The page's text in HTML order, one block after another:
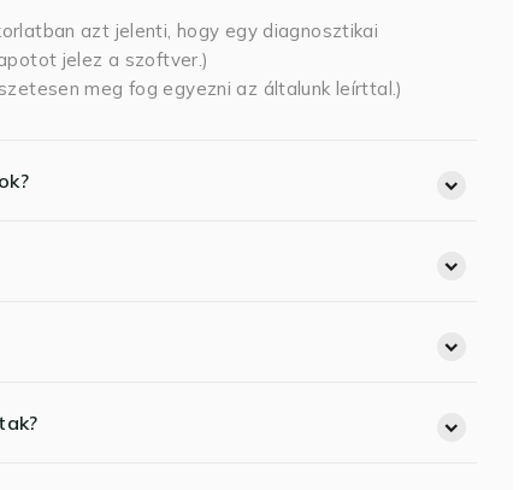
azt jelenti, hogy egy diagnosztikai
jelez a szoftver.)
meg fog egyezni az általunk leírttal.)